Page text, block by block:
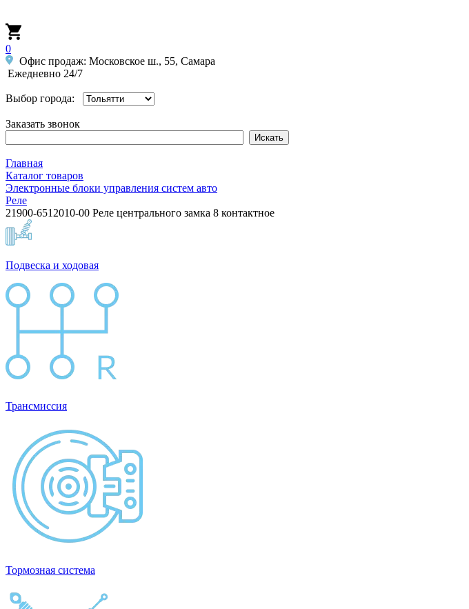
0
Офис продаж: Московское ш., 55, Самара
Ежедневно 24/7
Выбор города:
Заказать звонок
Главная
Каталог товаров
Электронные блоки управления систем авто
Реле
21900-6512010-00 Реле центрального замка 8 контактное
Подвеска и ходовая
Трансмиссия
Тормозная система